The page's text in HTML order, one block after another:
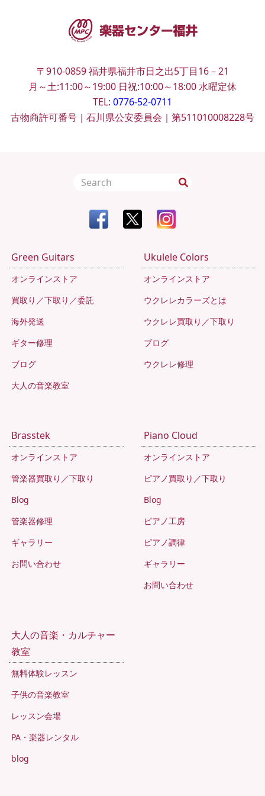
〒910-0859 福井県福井市日之出5丁目16－21
月～土:11:00～19:00 日祝:10:00～18:00水曜定休
TEL: 0776-52-0711
古物商許可番号｜石川県公安委員会｜第511010008228号
Green Guitars
オンラインストア
買取り／下取り／委託
海外発送
ギター修理
ブログ
大人の音楽教室
Ukulele Colors
オンラインストア
ウクレレカラーズとは
ウクレレ買取り／下取り
ブログ
ウクレレ修理
Brasstek
オンラインストア
管楽器買取り／下取り
Blog
管楽器修理
ギャラリー
お問い合わせ
Piano Cloud
オンラインストア
ピアノ買取り／下取り
Blog
ピアノ工房
ピアノ調律
ギャラリー
お問い合わせ
大人の音楽・カルチャー
教室
無料体験レッスン
子供の音楽教室
レッスン会場
PA・楽器レンタル
blog